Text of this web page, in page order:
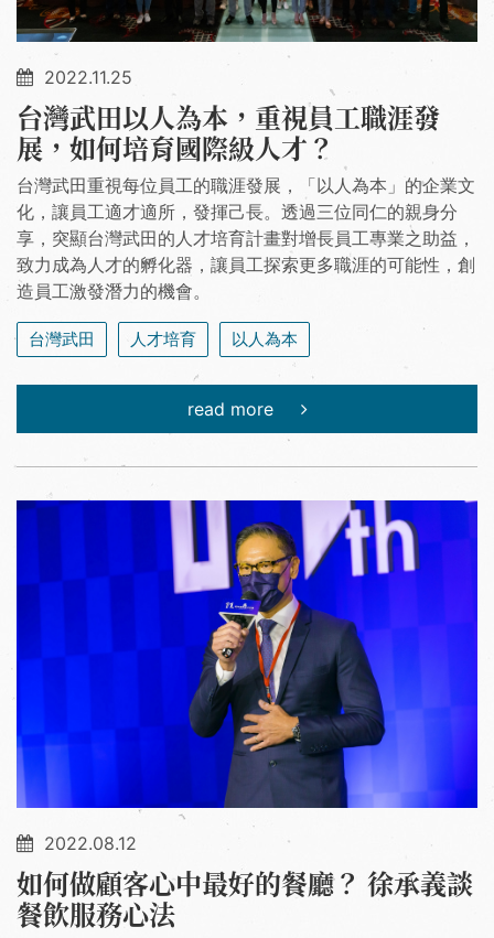
2022.11.25
台灣武田以人為本，重視員工職涯發
展，如何培育國際級人才？
台灣武田重視每位員工的職涯發展，「以人為本」的企業文
化，讓員工適才適所，發揮己長。透過三位同仁的親身分
享，突顯台灣武田的人才培育計畫對增長員工專業之助益，
致力成為人才的孵化器，讓員工探索更多職涯的可能性，創
造員工激發潛力的機會。
台灣武田 人才培育 以人為本
read more
2022.08.12
如何做顧客心中最好的餐廳？ 徐承義談
餐飲服務心法